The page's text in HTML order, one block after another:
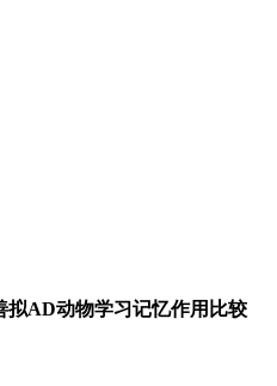
拟AD动物学习记忆作用比较